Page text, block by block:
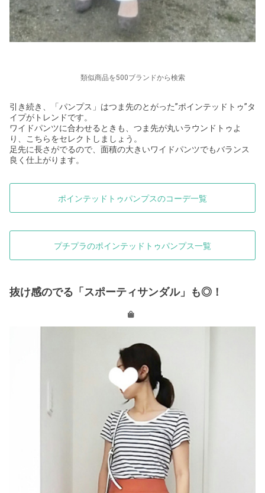
類似商品を500ブランドから検索
引き続き、「パンプス」はつま先のとがった”ポインテッドトゥ”タ
イプがトレンドです。
ワイドパンツに合わせるときも、つま先が丸いラウンドトゥよ
り、こちらをセレクトしましょう。
足先に長さがでるので、面積の大きいワイドパンツでもバランス
良く仕上がります。
ポインテッドトゥパンプスのコーデ一覧
プチプラのポインテッドトゥパンプス一覧
抜け感のでる「スポーティサンダル」も◎！